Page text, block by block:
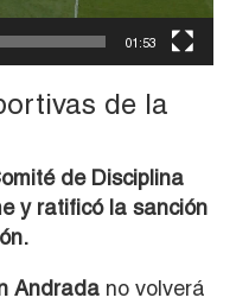
01:53
de la
de Disciplina
y ratificó la sanción
Andrada no volverá